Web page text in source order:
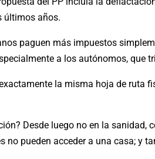
últimos años.
paguen más impuestos
a los autónomos, que
la misma hoja de ruta
Desde luego no en la
no pueden acceder a una casa; y